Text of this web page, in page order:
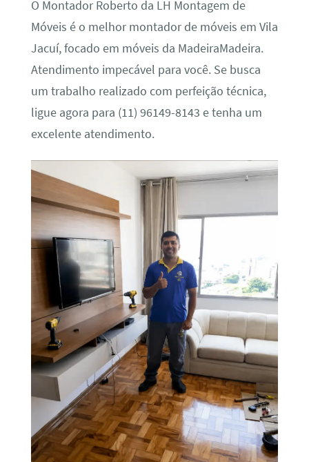
O Montador Roberto da LH Montagem de
Móveis é o melhor montador de móveis em Vila
Jacuí, focado em móveis da MadeiraMadeira.
Atendimento impecável para você. Se busca
um trabalho realizado com perfeição técnica,
ligue agora para (11) 96149-8143 e tenha um
excelente atendimento.